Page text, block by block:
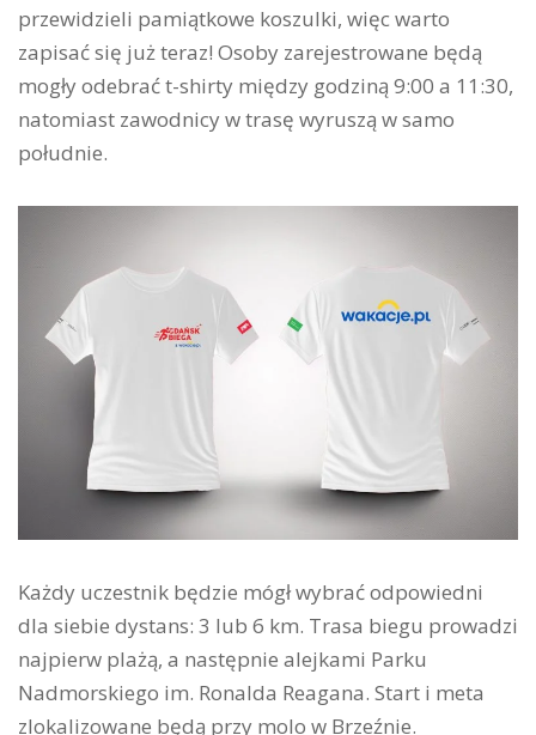
przewidzieli pamiątkowe koszulki, więc warto
zapisać się już teraz! Osoby zarejestrowane będą
mogły odebrać t-shirty między godziną 9:00 a 11:30,
natomiast zawodnicy w trasę wyruszą w samo
południe.
Każdy uczestnik będzie mógł wybrać odpowiedni
dla siebie dystans: 3 lub 6 km. Trasa biegu prowadzi
najpierw plażą, a następnie alejkami Parku
Nadmorskiego im. Ronalda Reagana. Start i meta
zlokalizowane będą przy molo w Brzeźnie.